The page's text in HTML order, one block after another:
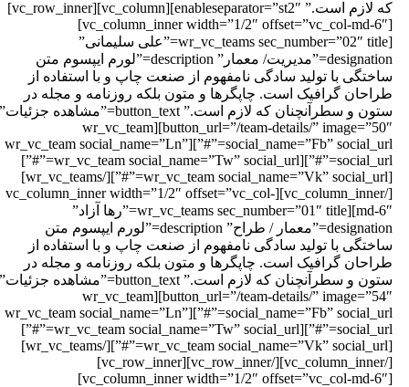
[wr_vc_teams sec_number=”02″ title=”علی سلیمانی”
designation=”مدیریت/ معمار” description=”لورم ایپسوم متن
با تولید سادگی نامفهوم از صنعت چاپ و با استفاده از
گرافیک است. چاپگرها و متون بلکه روزنامه و مجله در
ستون و سطرآنچنان که لازم است.” button_text=”مشاهده جزئیات”
button_url=”/team-details/” image=”50″][wr_vc_team
social_name=”Fb” social_url=”#”][wr_vc_team social_name=”Ln”
social_url=”#”][wr_vc_team social_name=”Tw” social_url=”#”]
[wr_vc_team social_name=”Vk” social_url=”#”][/wr_vc_teams]
[/vc_column_inner][vc_column_inner width=”1/2″ offset=”vc_col-
md-6″][wr_vc_teams sec_number=”01″ title=”رها آزاد”
designation=”معمار / طراح” description=”لورم ایپسوم متن
با تولید سادگی نامفهوم از صنعت چاپ و با استفاده از
گرافیک است. چاپگرها و متون بلکه روزنامه و مجله در
ستون و سطرآنچنان که لازم است.” button_text=”مشاهده جزئیات”
button_url=”/team-details/” image=”54″][wr_vc_team
social_name=”Fb” social_url=”#”][wr_vc_team social_name=”Ln”
social_url=”#”][wr_vc_team social_name=”Tw” social_url=”#”]
[wr_vc_team social_name=”Vk” social_url=”#”][/wr_vc_teams]